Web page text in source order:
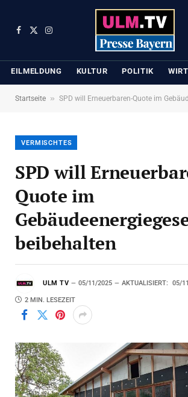
Facebook
X
Instagram
EILMELDUNG KULTUR POLITIK
Startseite » SPD will Erneuerbaren-Quote im
VERMISCHTES
SPD will
Quote im
beibehalten
ULM TV 05/11/2025 AKTUALISIERT: 05/
2 MIN. LESEZEIT